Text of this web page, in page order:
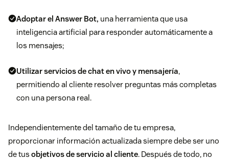
Adoptar el Answer Bot, una herramienta que usa
inteligencia artificial para responder automáticamente a
los mensajes;
Utilizar servicios dechaten vivo y mensajería,
permitiendo al cliente resolver preguntas más completas
con una persona real.
Independientemente del tamaño de tu empresa,
proporcionar información actualizada siempre debe ser uno
de tus objetivos de servicio al cliente. Después de todo, no